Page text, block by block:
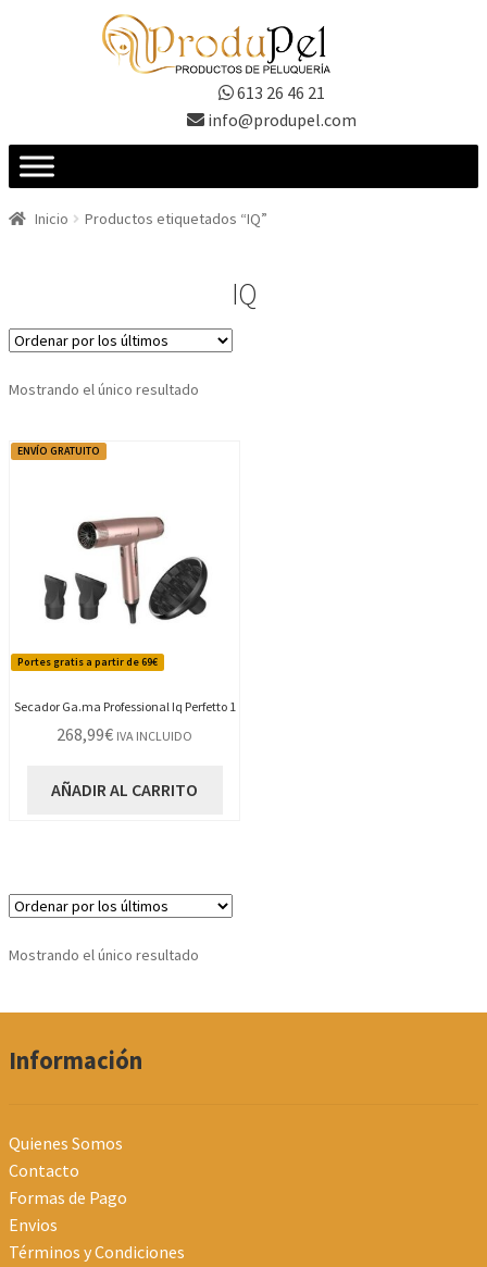
613 26 46 21
info@produpel.com
Inicio Productos etiquetados “IQ”
IQ
Mostrando el único resultado
Portes gratis a partir de 69€
ENVÍO GRATUITO
Secador Ga.ma Professional Iq Perfetto 1
268,99€ IVA INCLUIDO
AÑADIR AL CARRITO
Mostrando el único resultado
Información
Quienes Somos
Contacto
Formas de Pago
Envios
Términos y Condiciones